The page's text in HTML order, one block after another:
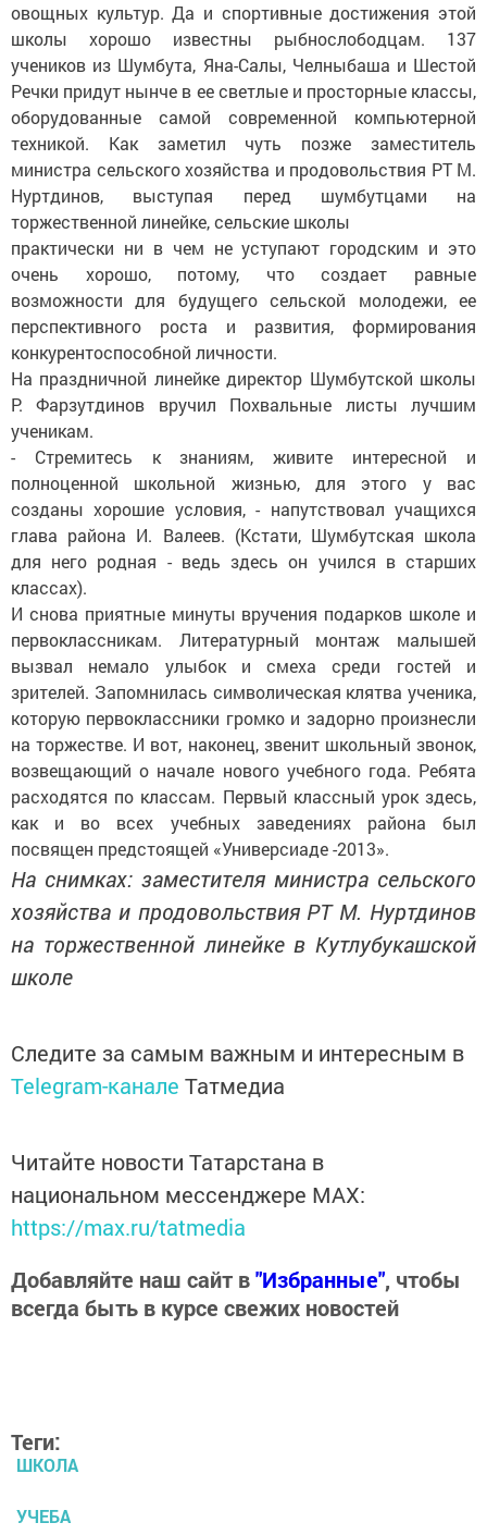
овощных культур. Да и спортивные достижения этой
школы хорошо известны рыбнослободцам. 137
учеников из Шумбута, Яна-Салы, Челныбаша и Шестой
Речки придут нынче в ее светлые и просторные классы,
оборудованные самой современной компьютерной
техникой. Как заметил чуть позже заместитель
министра сельского хозяйства и продовольствия РТ М.
Нуртдинов, выступая перед шумбутцами на
торжественной линейке, сельские школы
практически ни в чем не уступают городским и это
очень хорошо, потому, что создает равные
возможности для будущего сельской молодежи, ее
перспективного роста и развития, формирования
конкурентоспособной личности.
На праздничной линейке директор Шумбутской школы
Р. Фарзутдинов вручил Похвальные листы лучшим
ученикам.
- Стремитесь к знаниям, живите интересной и
полноценной школьной жизнью, для этого у вас
созданы хорошие условия, - напутствовал учащихся
глава района И. Валеев. (Кстати, Шумбутская школа
для него родная - ведь здесь он учился в старших
классах).
И снова приятные минуты вручения подарков школе и
первоклассникам. Литературный монтаж малышей
вызвал немало улыбок и смеха среди гостей и
зрителей. Запомнилась символическая клятва ученика,
которую первоклассники громко и задорно произнесли
на торжестве. И вот, наконец, звенит школьный звонок,
возвещающий о начале нового учебного года. Ребята
расходятся по классам. Первый классный урок здесь,
как и во всех учебных заведениях района был
посвящен предстоящей «Универсиаде -2013».
На снимках: заместителя министра сельского
хозяйства и продовольствия РТ М. Нуртдинов
на торжественной линейке в Кутлубукашской
школе
Следите за самым важным и интересным в
Telegram-канале Татмедиа
Читайте новости Татарстана в
национальном мессенджере MАХ:
https://max.ru/tatmedia
Добавляйте наш сайт в"Избранные", чтобы
всегда быть в курсе свежих новостей
Теги:
ШКОЛА
УЧЕБА